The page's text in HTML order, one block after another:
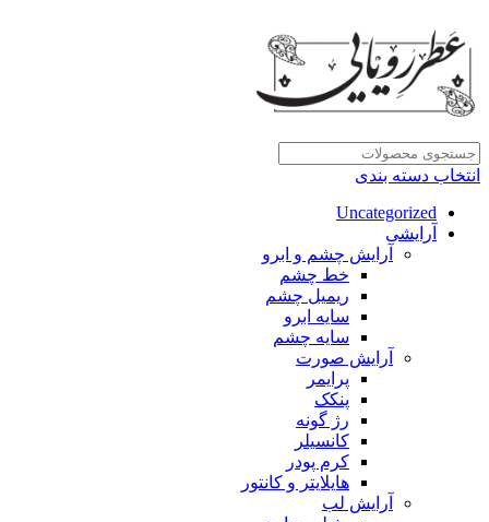
انتخاب دسته بندی
Uncategorized
آرایشی
آرایش چشم و ابرو
خط چشم
ریمیل چشم
سایه ابرو
سایه چشم
آرایش صورت
پرایمر
پنکک
رژ گونه
کانسیلر
کرم پودر
هایلایتر و کانتور
آرایش لب